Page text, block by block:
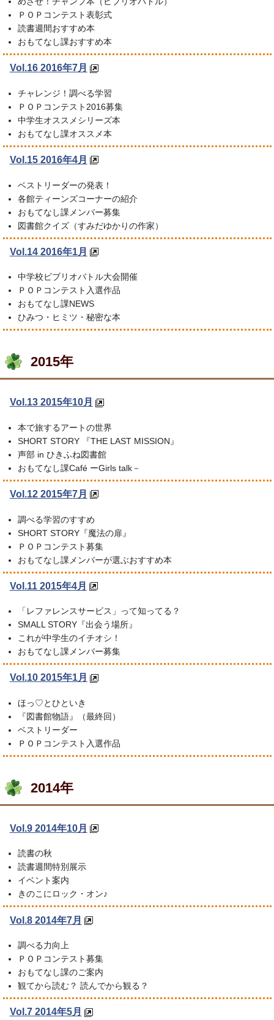
ＰＯＰコンテスト表彰式
読書週間おすすめ本
おもてなし課おすすめ本
Vol.16 2016年7月
チャレンジ！調べる学習
ＰＯＰコンテスト2016募集
中学生オススメシリーズ本
おもてなし課オススメ本
Vol.15 2016年4月
ベストリーダーの発表！
各館ティーンズコーナーの紹介
おもてなし課メンバー募集
図書館クイズ（すみだゆかりの作家）
Vol.14 2016年1月
中学校ビブリオバトル大会開催
ＰＯＰコンテスト入選作品
おもてなし課NEWS
ひみつ・ヒミツ・秘密な本
2015年
Vol.13 2015年10月
本で旅するアートの世界
SHORT STORY 『THE LAST MISSION』
声部 in ひきふね図書館
おもてなし課Café ーGirls talk－
Vol.12 2015年7月
調べる学習のすすめ
SHORT STORY『魔法の扉』
ＰＯＰコンテスト募集
おもてなし課メンバーが選ぶおすすめ本
Vol.11 2015年4月
「レファレンスサービス」って知ってる？
SMALL STORY『出会う場所』
これが中学生のイチオシ！
おもてなし課メンバー募集
Vol.10 2015年1月
ほっ♡とひといき
『図書館物語』（最終回）
ベストリーダー
ＰＯＰコンテスト入選作品
2014年
Vol.9 2014年10月
読書の秋
読書週間特別展示
イベント案内
きのこにロック・オン♪
Vol.8 2014年7月
調べる力向上
ＰＯＰコンテスト募集
おもてなし課のご案内
観てから読む？ 読んでから観る？
Vol.7 2014年5月